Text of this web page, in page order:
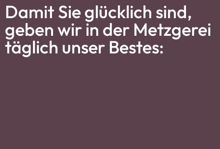
Damit Sie glücklich sind,
geben wir in der Metzgerei
täglich unser Bestes: